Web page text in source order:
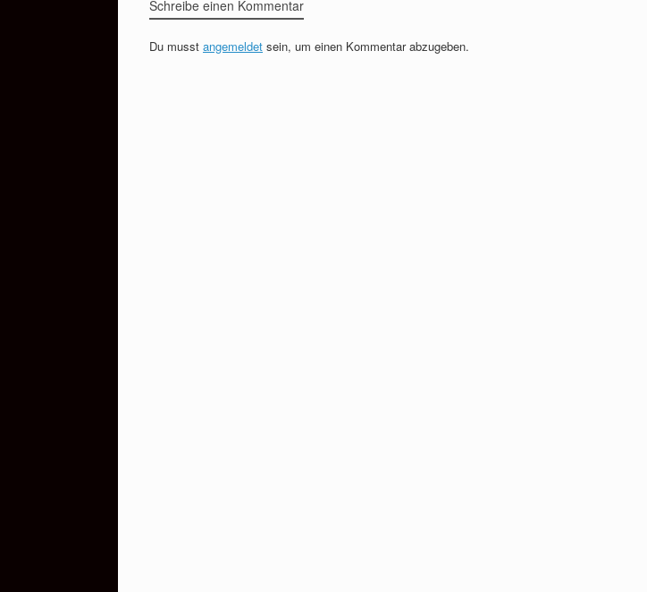
Schreibe einen Kommentar
Du musst angemeldet sein, um einen Kommentar abzugeben.